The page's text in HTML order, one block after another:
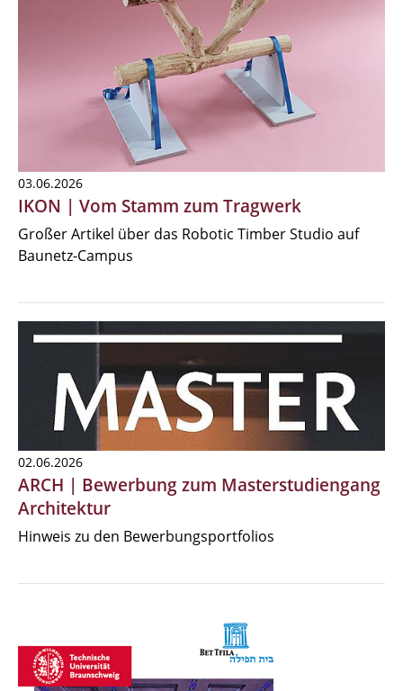
03.06.2026
IKON | Vom Stamm zum Tragwerk
Großer Artikel über das Robotic Timber Studio auf
Baunetz-Campus
02.06.2026
ARCH | Bewerbung zum Masterstudiengang
Architektur
Hinweis zu den Bewerbungsportfolios